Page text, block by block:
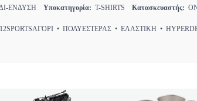
ΕΝΔΥΣΗ Υποκατηγορία: T-SHIRTS Κατασκευαστής:
• ΠΟΛΥΕΣΤΕΡΑΣ • ΕΛΑΣΤΙΚΗ •